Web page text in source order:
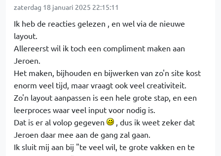
zaterdag 18 januari 2025 22:15:11
Ik heb de reacties gelezen , en wel via de nieuwe
layout.
Allereerst wil ik toch een compliment maken aan
Jeroen.
Het maken, bijhouden en bijwerken van zo'n site kost
enorm veel tijd, maar vraagt ook veel creativiteit.
Zo'n layout aanpassen is een hele grote stap, en een
leerproces waar veel input voor nodig is.
Dat is er al volop gegeven
, dus ik weet zeker dat
Jeroen daar mee aan de gang zal gaan.
Ik sluit mij aan bij "te veel wil, te grote vakken en te